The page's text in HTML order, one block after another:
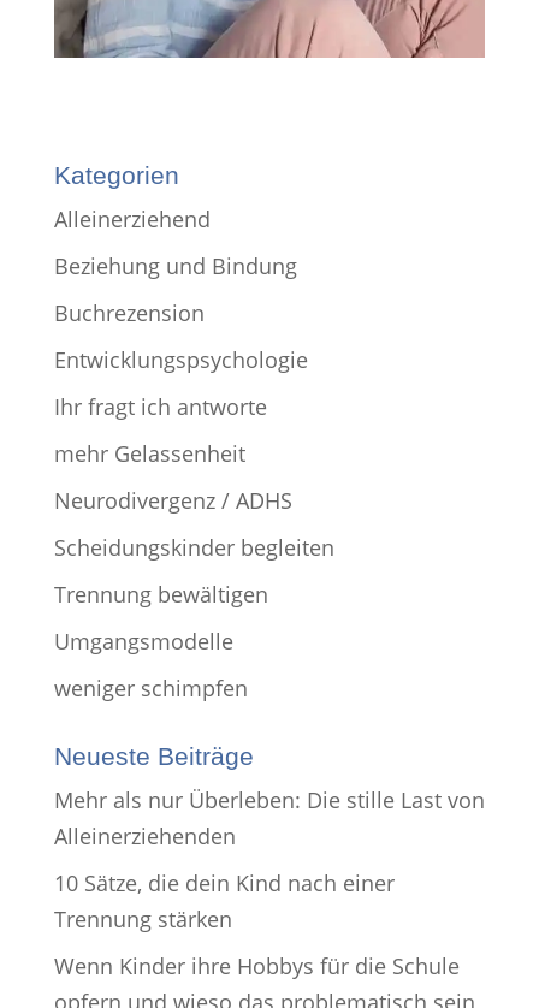
Kategorien
Alleinerziehend
Beziehung und Bindung
Buchrezension
Entwicklungspsychologie
Ihr fragt ich antworte
mehr Gelassenheit
Neurodivergenz / ADHS
Scheidungskinder begleiten
Trennung bewältigen
Umgangsmodelle
weniger schimpfen
Neueste Beiträge
Mehr als nur Überleben: Die stille Last von
Alleinerziehenden
10 Sätze, die dein Kind nach einer
Trennung stärken
Wenn Kinder ihre Hobbys für die Schule
opfern und wieso das problematisch sein